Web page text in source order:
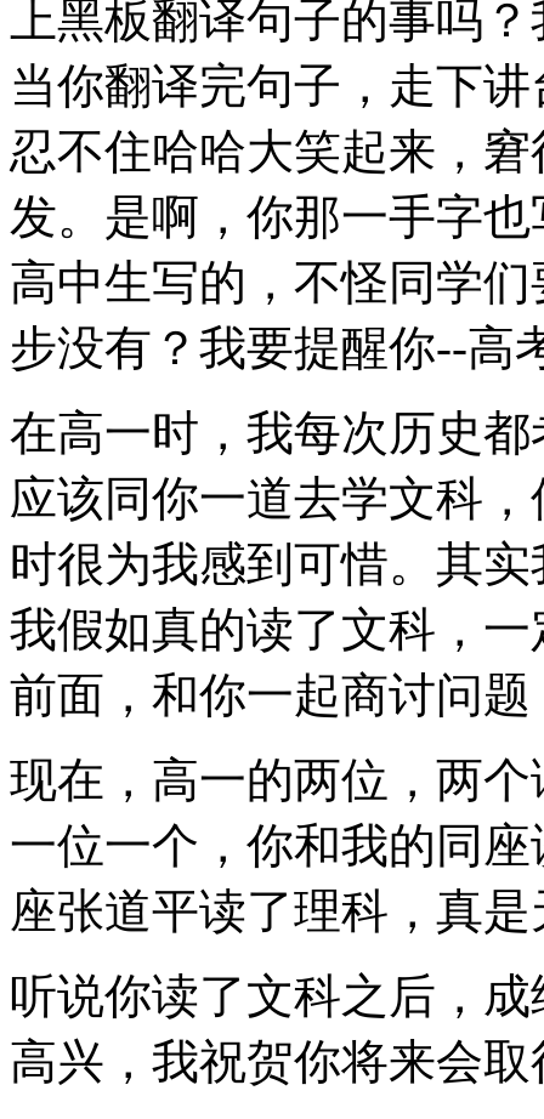
上黑板翻译句子的事吗
当你翻译完句子，走下
忍不住哈哈大笑起来，
发。是啊，你那一手字
高中生写的，不怪同学
步没有？我要提醒你--高
在高一时，我每次历史
应该同你一道去学文科
时很为我感到可惜。其
我假如真的读了文科，
前面，和你一起商讨问
现在，高一的两位，两
一位一个，你和我的同
座张道平读了理科，真
听说你读了文科之后，
高兴，我祝贺你将来会